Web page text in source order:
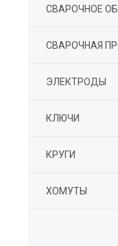
СВАРОЧНОЕ
СВАРОЧНАЯ
ЭЛЕКТРОДЫ
КЛЮЧИ
КРУГИ
ХОМУТЫ